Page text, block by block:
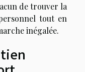
de trouver la
tout en
inégalée.